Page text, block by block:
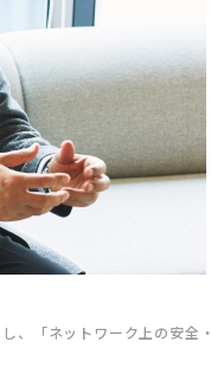
、「ネットワーク上の安全・